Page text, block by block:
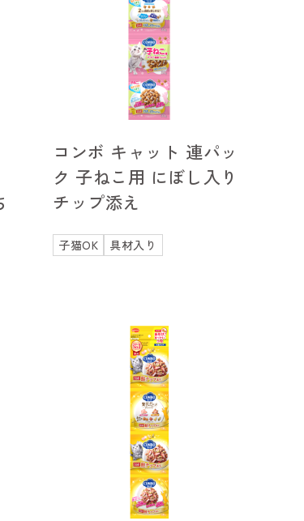
コンボ キャット 連パッ
ク 子ねこ用 にぼし入り
チップ添え
子猫OK 具材入り